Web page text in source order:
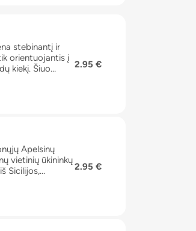
stebinantį ir
orientuojantis į
kiekį. Šiuo
2.95 €
Apelsinų
vietinių ūkininkų
Sicilijos,
2.95 €